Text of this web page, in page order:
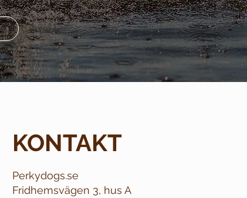
KONTAKT
Perkydogs.se
Fridhemsvägen 3, hus A